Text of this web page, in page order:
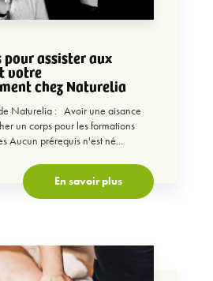
pour assister aux
votre
chez Naturelia
Naturelia : Avoir une aisance
un corps pour les formations
Aucun prérequis n'est né...
En savoir plus